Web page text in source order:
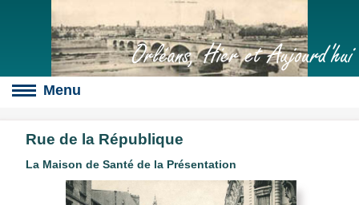
Orléans, Hier et Aujourd'hui
Rue de la République
La Maison de Santé de la Présentation